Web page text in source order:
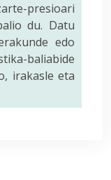
presioari
du. Datu
edo
baliabide
irakasle eta